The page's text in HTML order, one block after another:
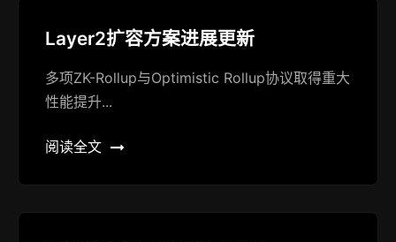
Layer2扩容方案进展更新
多项ZK-Rollup与Optimistic Rollup协议取得重大
性能提升...
阅读全文